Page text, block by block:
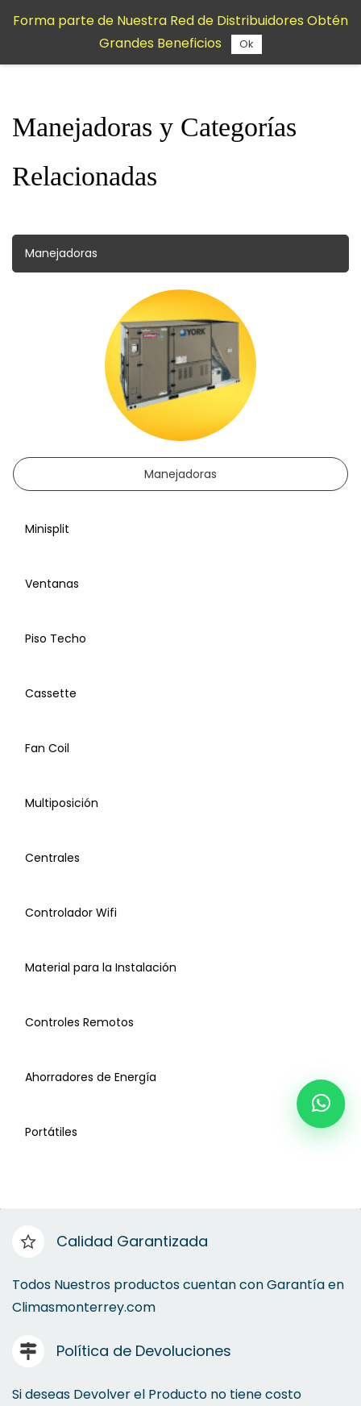
contenido
Manejadoras y Categorías
Relacionadas
Manejadoras
Manejadoras
Minisplit
Ventanas
Piso Techo
Cassette
Fan Coil
Multiposición
Centrales
Controlador Wifi
Material para la Instalación
Controles Remotos
Ahorradores de Energía
Ahorradores de Energía
Portátiles
Calidad Garantizada
Todos Nuestros productos cuentan con Garantía en
Climasmonterrey.com
Política de Devoluciones
Si deseas Devolver el Producto no tiene costo
Forma parte de Nuestra Red de Distribuidores Obtén
Grandes Beneficios
Ok